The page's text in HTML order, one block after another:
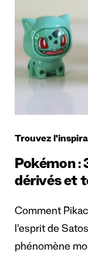
Trouvez
Pokémon :
dérivés et
Comment
l'esprit de
phénomène